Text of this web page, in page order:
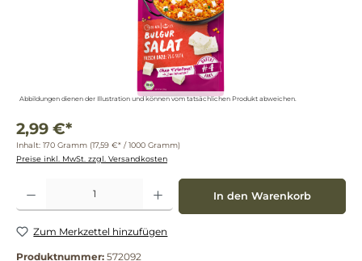
Abbildungen dienen der Illustration und können vom tatsächlichen Produkt abweichen.
2,99 €*
Inhalt: 170 Gramm (17,59 €* / 1000 Gramm)
Preise inkl. MwSt. zzgl. Versandkosten
Produkt Anzahl: Gib den gewünschten Wert ein oder benutze die Schaltflächen um
In den Warenkorb
Zum Merkzettel hinzufügen
Produktnummer: 572092